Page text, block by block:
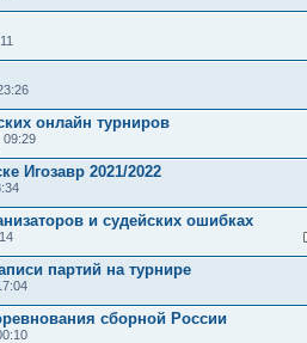
онлайн турниров
09:29
Игозавр 2021/2022
и судейских ошибках
партий на турнире
сборной России